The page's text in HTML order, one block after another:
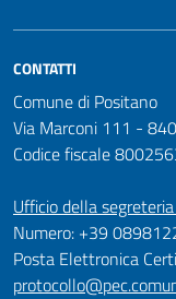
CONTATTI
Comune di Positano
Via Marconi 111 -
Codice fiscale
Ufficio della
Numero: +39
Posta Elettronica